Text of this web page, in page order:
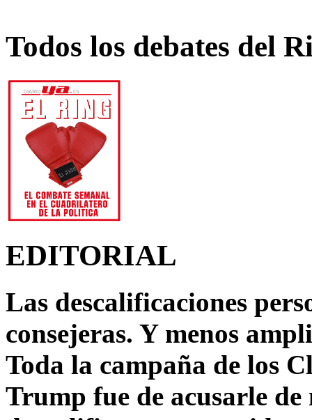
Todos los debates del
EDITORIAL
Las descalificaciones
consejeras. Y menos
Toda la campaña de los
Trump fue de acusarle